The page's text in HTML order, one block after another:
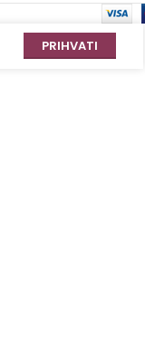
PRIHVATI